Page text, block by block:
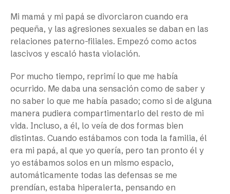
Mi mamá y mi papá se divorciaron cuando era
pequeña, y las agresiones sexuales se daban en las
relaciones paterno-filiales. Empezó como actos
lascivos y escaló hasta violación.
Por mucho tiempo, reprimí lo que me había
ocurrido. Me daba una sensación como de saber y
no saber lo que me había pasado; como si de alguna
manera pudiera compartimentarlo del resto de mi
vida. Incluso, a él, lo veía de dos formas bien
distintas. Cuando estábamos con toda la familia, él
era mi papá, al que yo quería, pero tan pronto él y
yo estábamos solos en un mismo espacio,
automáticamente todas las defensas se me
prendían, estaba hiperalerta, pensando en